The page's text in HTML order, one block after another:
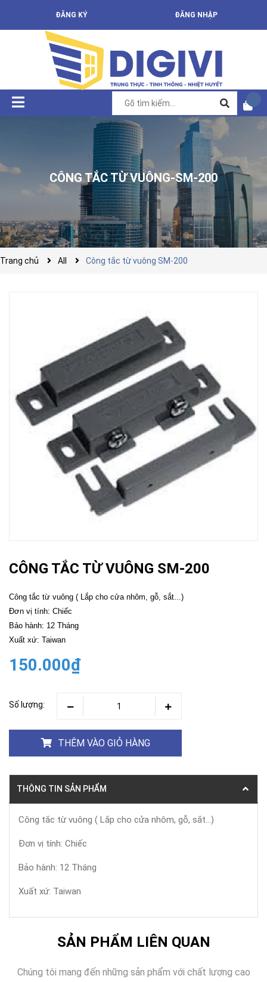
ĐĂNG KÝ ĐĂNG NHẬP
CÔNG TẮC TỪ VUÔNG-SM-200
Trang chủ All Công tắc từ vuông SM-200
CÔNG TẮC TỪ VUÔNG SM-200
Công tắc từ vuông ( Lắp cho cửa nhôm, gỗ, sắt...)
Đơn vị tính: Chiếc
Bảo hành: 12 Tháng
Xuất xứ: Taiwan
150.000₫
Số lượng:
THÊM VÀO GIỎ HÀNG
THÔNG TIN SẢN PHẨM
Công tắc từ vuông ( Lắp cho cửa nhôm, gỗ, sắt...)
Đơn vị tính: Chiếc
Bảo hành: 12 Tháng
Xuất xứ: Taiwan
SẢN PHẨM LIÊN QUAN
Chúng tôi mang đến những sản phẩm với chất lượng cao